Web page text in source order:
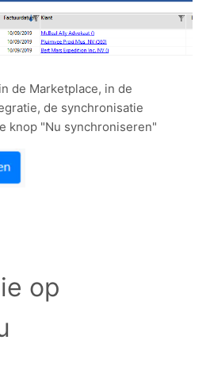
de Marketplace, in de
de synchronisatie
knop "Nu synchroniseren"
op